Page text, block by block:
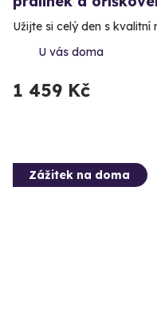
Užijte si celý den s
U vás doma
1 459 Kč
Zážitek na doma